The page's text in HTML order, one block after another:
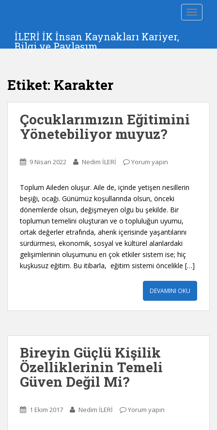
t
İLERİ İK İnsan Kaynakları Kariyer,
Bilgi ve Paylaşım
Etiket: Karakter
Çocuklarımızın Eğitimini
Yönetebiliyor muyuz?
9 Nisan 2022 Nedim İLERİ Yorum yapın
Toplum Aileden oluşur. Aile de, içinde yetişen nesillerin
beşiği, ocağı. Günümüz koşullarında olsun, önceki
dönemlerde olsun, değişmeyen olgu bu şekilde. Bir
toplumun temelini oluşturan ve o topluluğun uyumu,
ortak değerler etrafında, ahenk içerisinde yaşantılarını
sürdürmesi, ekonomik, sosyal ve kültürel alanlardaki
gelişimlerinin oluşumunu en çok etkiler sistem ise; hiç
kuşkusuz eğitim. Bu itibarla, eğitim sistemi öncelikle […]
DEVAMINI OKU
Bireyin Güçlü Kişilik
Özelliklerinin Temeli
Güven Değil Mi?
1 Ekim 2017 Nedim İLERİ Yorum yapın